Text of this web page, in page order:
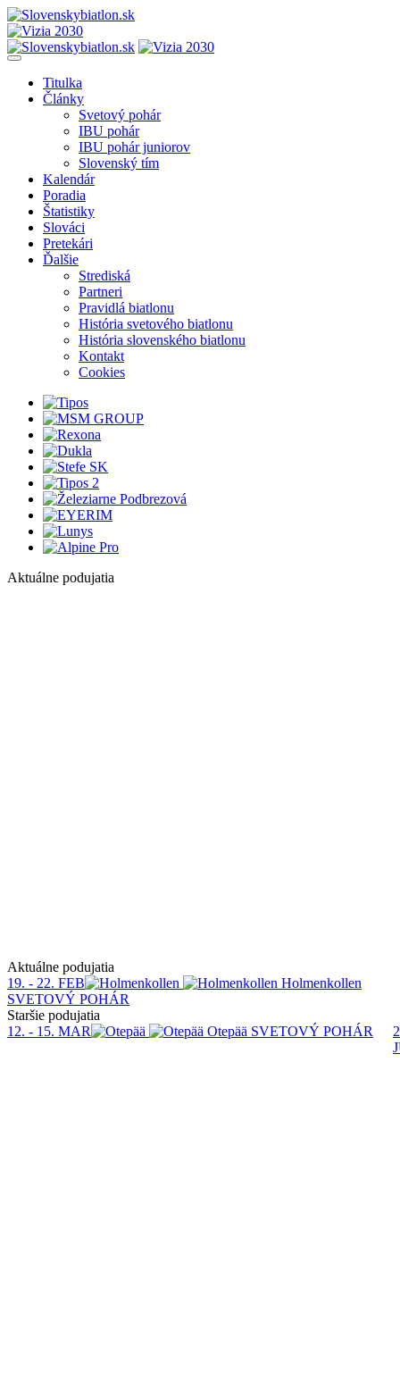
Titulka
Články
Svetový pohár
IBU pohár
IBU pohár juniorov
Slovenský tím
Kalendár
Poradia
Štatistiky
Slováci
Pretekári
Ďalšie
Strediská
Partneri
Pravidlá biatlonu
História svetového biatlonu
História slovenského biatlonu
Kontakt
Cookies
Aktuálne podujatia
Aktuálne podujatia
19. - 22. FEB
Holmenkollen
SVETOVÝ POHÁR
Staršie podujatia
12. - 15. MAR
Otepää SVETOVÝ POHÁR